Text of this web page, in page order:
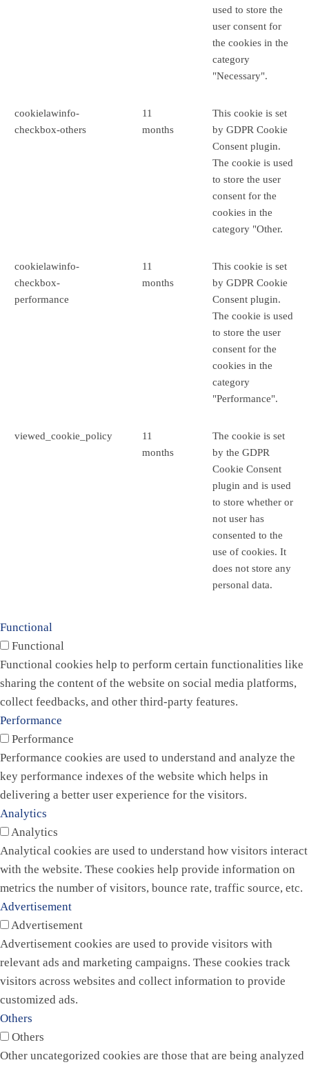
used to store the
user consent for
the cookies in the
category
"Necessary".
cookielawinfo-
checkbox-others
11
months
This cookie is set
by GDPR Cookie
Consent plugin.
The cookie is used
to store the user
consent for the
cookies in the
category "Other.
cookielawinfo-
checkbox-
performance
11
months
This cookie is set
by GDPR Cookie
Consent plugin.
The cookie is used
to store the user
consent for the
cookies in the
category
"Performance".
viewed_cookie_policy
11
months
The cookie is set
by the GDPR
Cookie Consent
plugin and is used
to store whether or
not user has
consented to the
use of cookies. It
does not store any
personal data.
Functional
Functional
Functional cookies help to perform certain functionalities like
sharing the content of the website on social media platforms,
collect feedbacks, and other third-party features.
Performance
Performance
Performance cookies are used to understand and analyze the
key performance indexes of the website which helps in
delivering a better user experience for the visitors.
Analytics
Analytics
Analytical cookies are used to understand how visitors interact
with the website. These cookies help provide information on
metrics the number of visitors, bounce rate, traffic source, etc.
Advertisement
Advertisement
Advertisement cookies are used to provide visitors with
relevant ads and marketing campaigns. These cookies track
visitors across websites and collect information to provide
customized ads.
Others
Others
Other uncategorized cookies are those that are being analyzed